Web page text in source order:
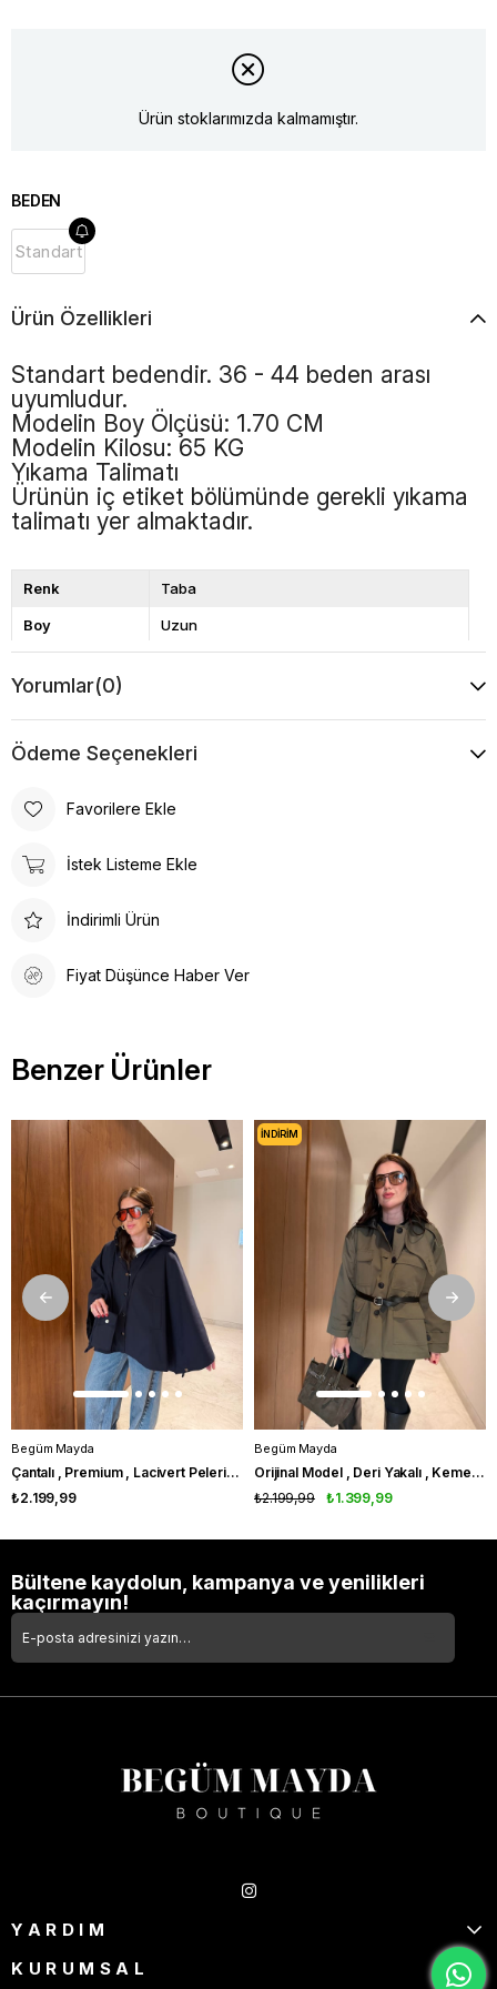
Ürün stoklarımızda kalmamıştır.
BEDEN
Standart
Ürün Özellikleri
Standart bedendir. 36 - 44 beden arası
uyumludur.
Modelin Boy Ölçüsü: 1.70 CM
Modelin Kilosu: 65 KG
Yıkama Talimatı
Ürünün iç etiket bölümünde gerekli yıkama
talimatı yer almaktadır.
Renk Taba
Boy Uzun
Yorumlar(0)
Ödeme Seçenekleri
Favorilere Ekle
İstek Listeme Ekle
İndirimli Ürün
Fiyat Düşünce Haber Ver
Benzer Ürünler
Begüm Mayda
Çantalı , Premium , Lacivert Pelerin Trençkot
₺2.199,99
Begüm Mayda
Orijinal Model , Deri Yakalı , Kemerli , Haki Trençkot
₺1.399,99
₺2.199,99
İNDIRIM
Bültene kaydolun, kampanya ve yenilikleri
kaçırmayın!
YARDIM
KURUMSAL